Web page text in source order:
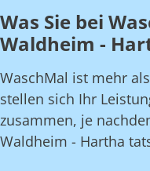
Was Sie bei
Waldheim -
WaschMal ist mehr
stellen sich Ihr
zusammen, je
Waldheim - Hartha